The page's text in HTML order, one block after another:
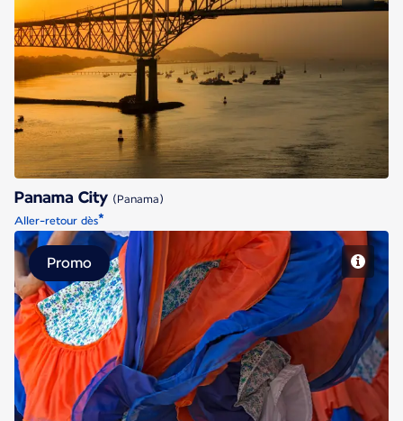
Panama City
Panama City (Panama)
Aller-retour dès*
San Jose
Promo